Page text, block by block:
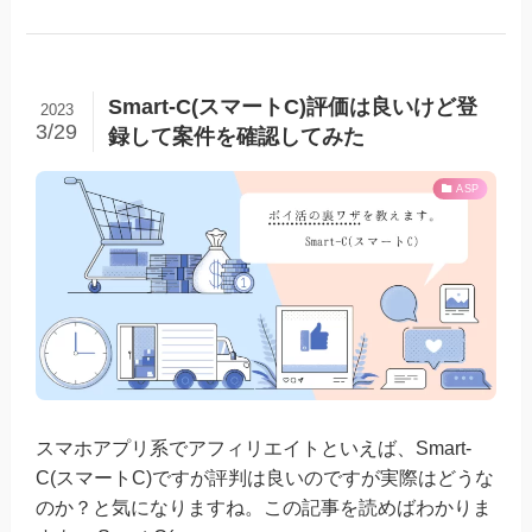
Smart-C(スマートC)評価は良いけど登
録して案件を確認してみた
2023
3/29
ASP
スマホアプリ系でアフィリエイトといえば、Smart-
C(スマートC)ですが評判は良いのですが実際はどうな
のか？と気になりますね。この記事を読めばわかりま